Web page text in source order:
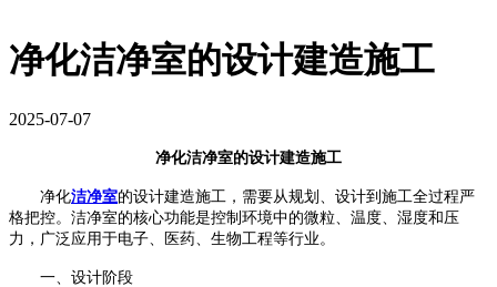
净化洁净室的设计建造施工
2025-07-07
净化洁净室的设计建造施工
净化洁净室的设计建造施工，需要从规划、设计到施工全过程严
格把控。洁净室的核心功能是控制环境中的微粒、温度、湿度和压
力，广泛应用于电子、医药、生物工程等行业。
一、设计阶段